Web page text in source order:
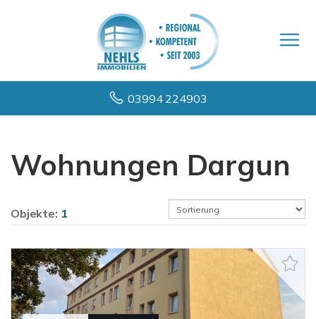
03994 224903
Wohnungen Dargun
Objekte: 1